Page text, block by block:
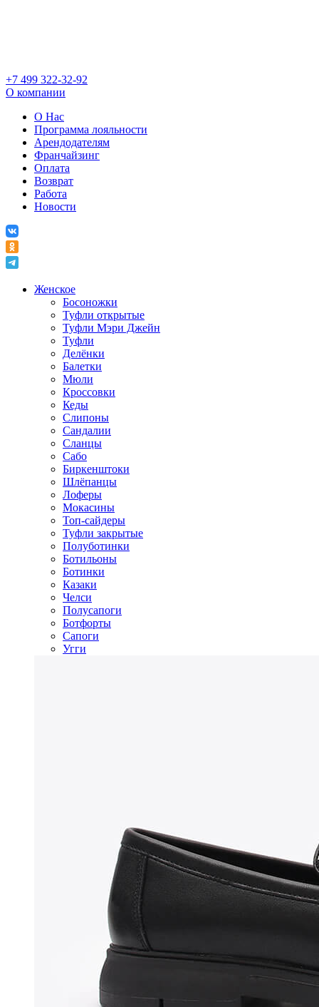
+7 499 322-32-92
О компании
О Нас
Программа лояльности
Арендодателям
Франчайзинг
Оплата
Возврат
Работа
Новости
Женское
Босоножки
Туфли открытые
Туфли Мэри Джейн
Туфли
Делёнки
Балетки
Мюли
Кроссовки
Кеды
Слипоны
Сандалии
Сланцы
Сабо
Биркенштоки
Шлёпанцы
Лоферы
Мокасины
Топ-сайдеры
Туфли закрытые
Полуботинки
Ботильоны
Ботинки
Казаки
Челси
Полусапоги
Ботфорты
Сапоги
Угги